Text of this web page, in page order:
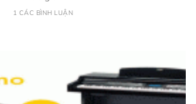
1 CÁC BÌNH LUẬN